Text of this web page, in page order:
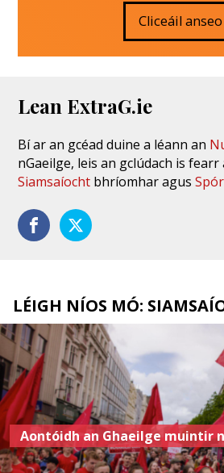
Cliceáil anseo
Lean ExtraG.ie
Bí ar an gcéad duine a léann an
nGaeilge, leis an gclúdach is
Siamsaíocht bhríomhar agus
LÉIGH NÍOS MÓ:
Aontóidh an Ghaeilge muintir